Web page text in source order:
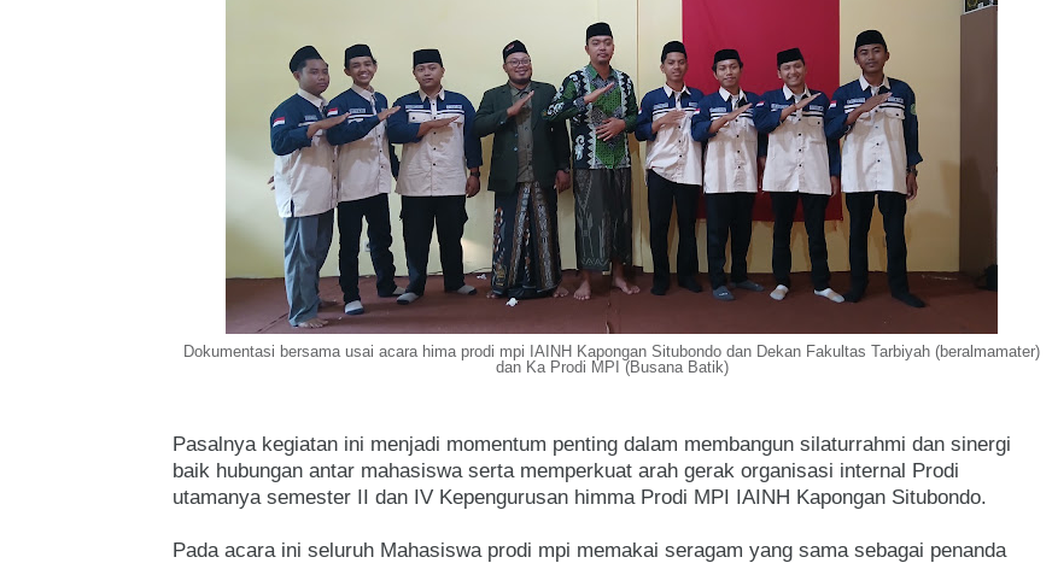
Dokumentasi bersama usai acara hima prodi mpi IAINH Kapongan Situbondo dan Dekan Fakultas Tarbiyah (beralmamater)
dan Ka Prodi MPI (Busana Batik)
Pasalnya kegiatan ini menjadi momentum penting dalam membangun silaturrahmi dan sinergi
baik hubungan antar mahasiswa serta memperkuat arah gerak organisasi internal Prodi
utamanya semester II dan IV Kepengurusan himma Prodi MPI IAINH Kapongan Situbondo.
Pada acara ini seluruh Mahasiswa prodi mpi memakai seragam yang sama sebagai penanda